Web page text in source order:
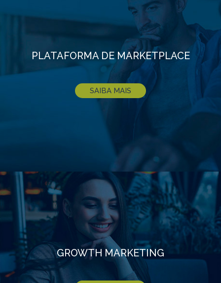
PLATAFORMA DE MARKETPLACE
SAIBA MAIS
GROWTH MARKETING